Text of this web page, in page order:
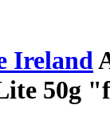
Ireland
50g